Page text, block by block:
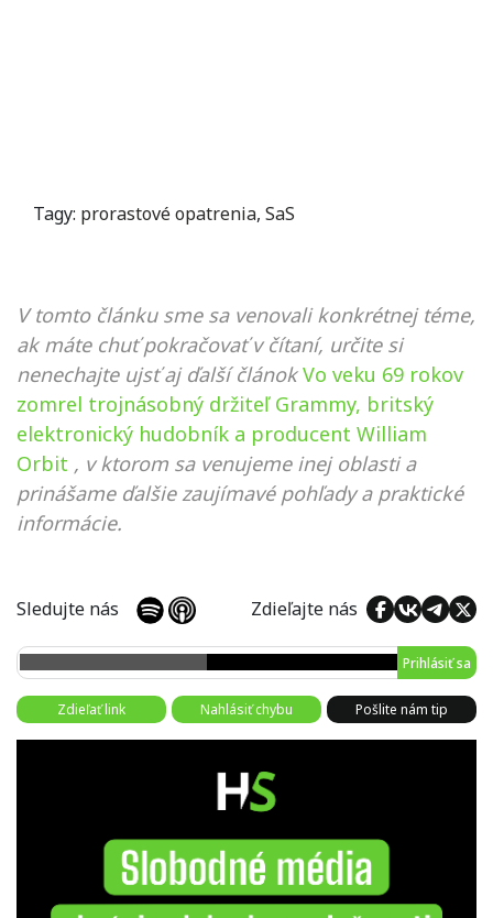
Tagy: prorastové opatrenia, SaS
V tomto článku sme sa venovali konkrétnej téme,
ak máte chuť pokračovať v čítaní, určite si
nenechajte ujsť aj ďalší článok Vo veku 69 rokov
zomrel trojnásobný držiteľ Grammy, britský
elektronický hudobník a producent William
Orbit , v ktorom sa venujeme inej oblasti a
prinášame ďalšie zaujímavé pohľady a praktické
informácie.
Sledujte nás Zdieľajte nás
Prihlásiť sa
Zdieľať link Nahlásiť chybu Pošlite nám tip